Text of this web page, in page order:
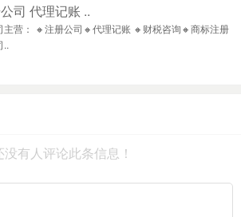
司 代理记账 ..
主营： 🔸注册公司🔸代理记账 🔸财税咨询🔸商标注册
..
没有人评论此条信息！